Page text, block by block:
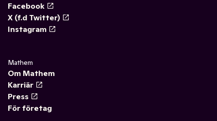
Facebook
X (f.d Twitter)
Instagram
Mathem
Om Mathem
Karriär
Press
För företag